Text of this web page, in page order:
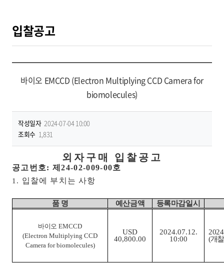
입찰공고
바이오 EMCCD (Electron Multiplying CCD Camera for
biomolecules)
작성일자 2024-07-04 10:00
조회수 1,831
외자구매 입찰공고
공고번호:제24-02-009-00호
1. 입찰에 부치는 사항
품 명 예산금액 등록마감일시
바이오 EMCCD
(Electron Multiplying CCD
Camera for biomolecules)
USD
40,800.00
2024.07.12.
10:00
(개